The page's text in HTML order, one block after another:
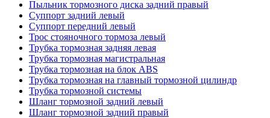
Пыльник тормозного диска задний правый
Суппорт задний левый
Суппорт передний левый
Трос стояночного тормоза левый
Трубка тормозная задняя левая
Трубка тормозная магистральная
Трубка тормозная на блок ABS
Трубка тормозная на главный тормозной цилиндр
Трубка тормозной системы
Шланг тормозной задний левый
Шланг тормозной задний правый